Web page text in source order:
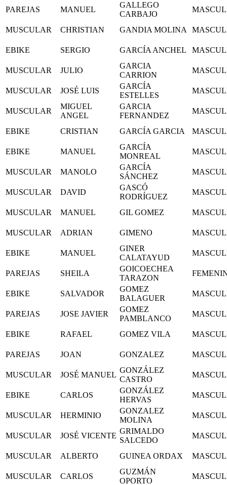
PAREJAS MANUEL
GALLEGO
CARBAJO
MUSCULAR CHRISTIAN GANDIA MOLINA
EBIKE SERGIO GARCÍA ANCHEL
MUSCULAR JULIO
GARCIA
CARRION
MUSCULAR JOSÉ LUIS
GARCÍA
ESTELLES
MUSCULAR
MIGUEL
ANGEL
GARCIA
FERNANDEZ
EBIKE CRISTIAN GARCÍA GARCIA
EBIKE MANUEL
GARCÍA
MONREAL
MUSCULAR MANOLO
GARCÍA
SÁNCHEZ
MUSCULAR DAVID
GASCÓ
RODRÍGUEZ
MUSCULAR MANUEL GIL GOMEZ
MUSCULAR ADRIAN GIMENO
EBIKE MANUEL
GINER
CALATAYUD
PAREJAS SHEILA
GOICOECHEA
TARAZON
EBIKE SALVADOR
GOMEZ
BALAGUER
PAREJAS JOSE JAVIER
GOMEZ
PAMBLANCO
EBIKE RAFAEL GOMEZ VILA
PAREJAS JOAN GONZALEZ
MUSCULAR JOSÉ MANUEL
GONZÁLEZ
CASTRO
EBIKE CARLOS
GONZÁLEZ
HERVAS
MUSCULAR HERMINIO
GONZALEZ
MOLINA
MUSCULAR JOSÉ VICENTE
GRIMALDO
SALCEDO
MUSCULAR ALBERTO GUINEA ORDAX
MUSCULAR CARLOS
GUZMÁN
OPORTO